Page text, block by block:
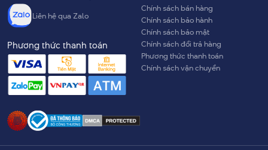
Chính sách bán hàng
Chính sách bảo hành
Chính sách bảo mật
Chính sách đổi trả hàng
Phương thức thanh toán
Chính sách vận chuyển
Liên hệ qua Zalo
Phương thức thanh toán